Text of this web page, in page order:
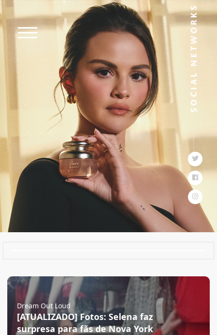
Dream Out Loud
[ATUALIZADO] Fotos: Selena faz
surpresa para fãs de Nova York